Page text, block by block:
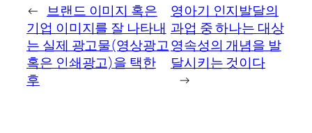
← 브랜드 이미지 혹은
기업 이미지를 잘 나타내
는 실제 광고물(영상광고
혹은 인쇄광고)을 택한
후
영아기 인지발달의
과업 중 하나는 대상
영속성의 개념을 발
달시키는 것이다
→